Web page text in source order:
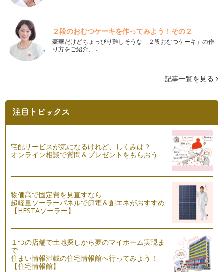
～日本の昔ながらの食文化に触れる～昔ながらの「梅干し」を
作ってみよう！ その1 ヘタ取り～漬ける
●6月中旬～下旬に収穫した「完熟梅」を使用！ 完熟梅・・・
梅のエキス（梅酢）が出や…
「たまご」の特徴を生かした簡単レシピ
「たまご」の特徴を知る事で美味しい料理ができます。 …
「筍」の特徴を生かした簡単レシピ
●筍の部位の特徴を知る事で美味しい料理が出来ます。
野菜の特徴を生かした調理法で美味しい食卓を～「筍編」
●旬･･･竹に旬と書くように旬を逃がさずに是非味わいましょ
う！ 旬：3月～5月 …
手打ちうどんを作ってみよう！ ～親子でコミュニヶーション
＆食への関心を深める～
★手打ちうどん ■作り方 ①下準備をする…
「手作り味噌」を使った簡単レシピ！ ～日本型食生活のすす
め～
●味噌・・・穀物（大豆）を麹菌と塩で発酵させて作る日本の
発酵食品（昔ながらの食文化） …
２段のおむつケーキを作ってみよう！その２
豪華だけどちょっぴり難しそうな「２段おむつケーキ」の作
り方をご紹介、…
記事一覧を見る
宅配サービスが気になるけれど、しくみは？
オンライン相談で質問＆プレゼントをもらおう
物価高で固定費を見直すなら
超軽量ソーラーパネルで節電＆創エネがおすすめ
【HESTAソーラー】
１つの店舗で土地探しから夢のマイホーム実現ま
で
住まい情報満載の住宅情報館へ行ってみよう！
【住宅情報館】